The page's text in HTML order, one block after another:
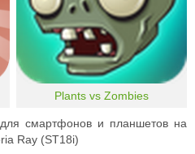
Plants vs Zombies
смартфонов и планшетов на
Ray (ST18i)